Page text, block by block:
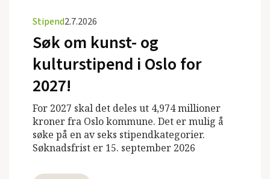
Stipend2.7.2026
Søk om kunst- og
kulturstipend i Oslo for
2027!
For 2027 skal det deles ut 4,974 millioner
kroner fra Oslo kommune. Det er mulig å
søke på en av seks stipendkategorier.
Søknadsfrist er 15. september 2026